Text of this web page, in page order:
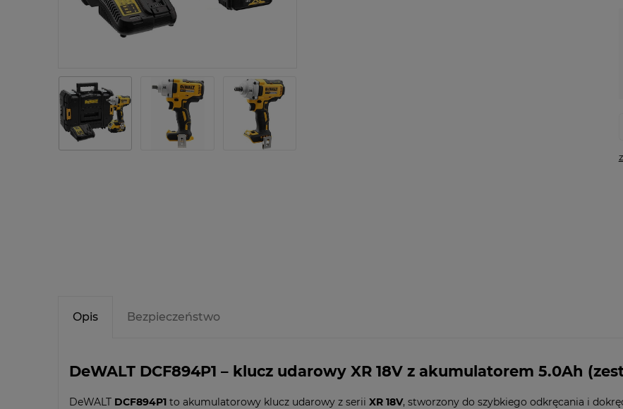
Opis Bezpieczeństwo
DeWALT DCF894P1 – klucz udarowy XR 18V z akumulatorem 5.0Ah
DeWALT DCF894P1 to akumulatorowy klucz udarowy z serii XR 18V, stworzony do szybkiego odkręcania i